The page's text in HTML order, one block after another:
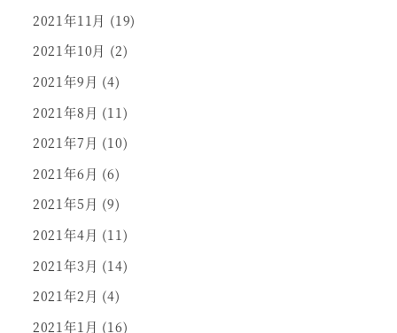
2021年11月 (19)
2021年10月 (2)
2021年9月 (4)
2021年8月 (11)
2021年7月 (10)
2021年6月 (6)
2021年5月 (9)
2021年4月 (11)
2021年3月 (14)
2021年2月 (4)
2021年1月 (16)